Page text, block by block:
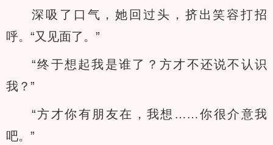
深吸了口气，她回过头，挤出笑容打招
呼。“又见面了。”
“终于想起我是谁了？方才不还说不认识
我？”
“方才你有朋友在，我想……你很介意我
吧。”